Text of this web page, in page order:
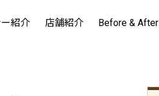
ー紹介 店舗紹介 Before & After